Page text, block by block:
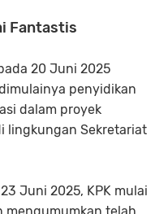
Fantastis
20 Juni 2025
penyidikan
dalam proyek
lingkungan Sekretariat
23 Juni 2025, KPK mulai